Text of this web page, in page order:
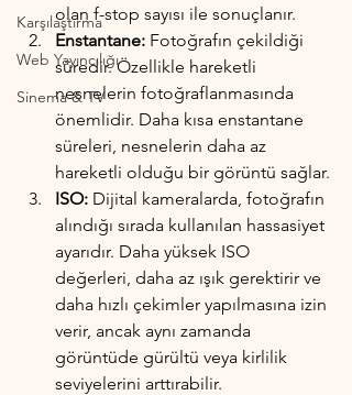
Karşılaştırma
Web Yayıncılığı
Sinema & TV
olan f-stop sayısı ile sonuçlanır.
Enstantane: Fotoğrafın çekildiği
süredir. Özellikle hareketli
nesnelerin fotoğraflanmasında
önemlidir. Daha kısa enstantane
süreleri, nesnelerin daha az
hareketli olduğu bir görüntü sağlar.
ISO: Dijital kameralarda, fotoğrafın
alındığı sırada kullanılan hassasiyet
ayarıdır. Daha yüksek ISO
değerleri, daha az ışık gerektirir ve
daha hızlı çekimler yapılmasına izin
verir, ancak aynı zamanda
görüntüde gürültü veya kirlilik
seviyelerini arttırabilir.